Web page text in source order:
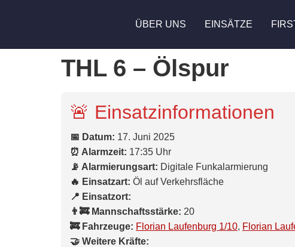
ÜBER UNS EINSÄTZE
THL 6 – Ölspur
🚨 Einsatzinformationen
📅 Datum: 17. Juni 2025
⏰ Alarmzeit: 17:35 Uhr
📡 Alarmierungsart: Digitale Funkalarmierung
🔥 Einsatzart: Öl auf Verkehrsfläche
📍 Einsatzort:
👨‍🚒 Mannschaftsstärke: 20
🚒 Fahrzeuge: Florian Laufenburg 1/10, Florian
🤝 Weitere Kräfte: